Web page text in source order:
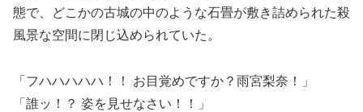
態で、どこかの古城の中のような石畳が敷き詰められた殺
風景な空間に閉じ込められていた。
「フハハハハハ！！ お目覚めですか？雨宮梨奈！」
「誰ッ！？ 姿を見せなさい！！」